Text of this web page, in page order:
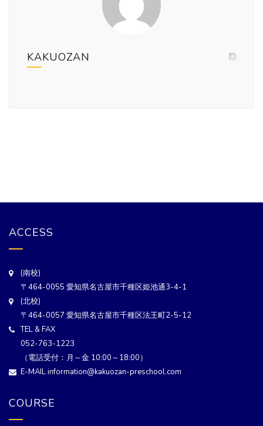
KAKUOZAN
ACCESS
(南校)
〒464-0055 愛知県名古屋市千種区姫池通3-4-1
(北校)
〒464-0057 愛知県名古屋市千種区法王町2-5-12
TEL & FAX
052-763-1223
（電話受付：月～金 10:00～18:00）
E-MAIL information@kakuozan-preschool.com
COURSE